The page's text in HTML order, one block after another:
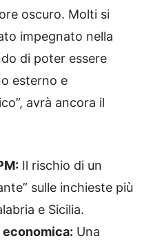
oscuro. Molti si
impegnato nella
di poter essere
esterno e
avrà ancora il
Il rischio di un
sulle inchieste più
e Sicilia.
economica: Una